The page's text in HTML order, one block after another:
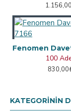
Fenomen
100
KATEGORININ